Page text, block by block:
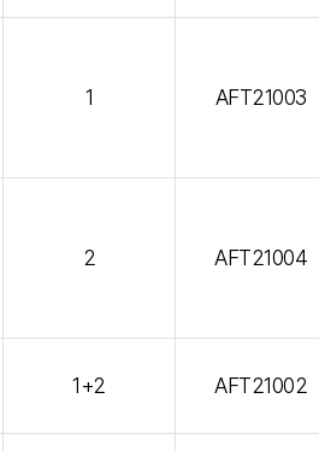
1 AFT21003
2 AFT21004
1+2 AFT21002